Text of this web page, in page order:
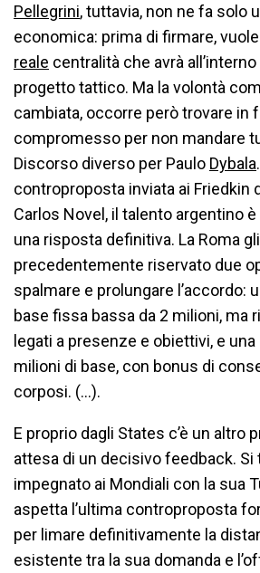
Pellegrini, tuttavia, non ne fa solo
economica: prima di firmare,
reale centralità che avrà
progetto tattico. Ma la volontà
cambiata, occorre però trovare in
compromesso per non mandare
Discorso diverso per Paulo Dybala
controproposta inviata ai Friedkin
Carlos Novel, il talento argentino
una risposta definitiva. La Roma
precedentemente riservato due
spalmare e prolungare l’accordo:
base fissa bassa da 2 milioni, ma
legati a presenze e obiettivi, e
milioni di base, con bonus di
corposi. (…).
E proprio dagli States c’è un altro
attesa di un decisivo feedback. Si
impegnato ai Mondiali con la sua
aspetta l’ultima controproposta
per limare definitivamente la
esistente tra la sua domanda e